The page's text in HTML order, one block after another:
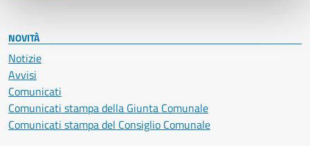
NOVITÀ
Notizie
Avvisi
Comunicati
Comunicati stampa della Giunta Comunale
Comunicati stampa del Consiglio Comunale